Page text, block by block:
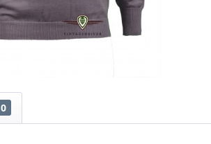
0